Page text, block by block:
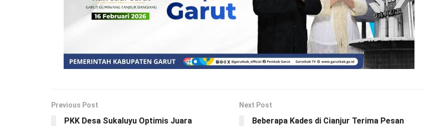
Previous Post
PKK Desa Sukaluyu Optimis Juara
Next Post
Beberapa Kades di Cianjur Terima Pesan